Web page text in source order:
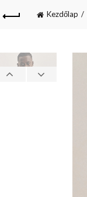
Kezdőlap